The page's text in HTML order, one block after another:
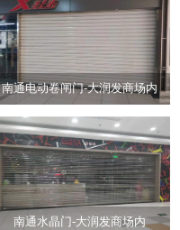
南通电动卷闸门-大润发商场内
南通水晶门-大润发商场内